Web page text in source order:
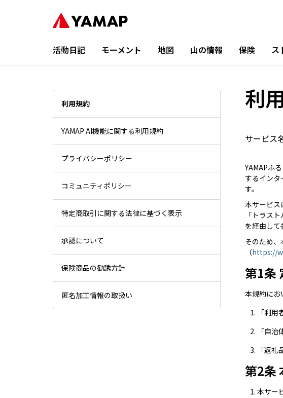
活動日記 モーメント 地図 山の情報 保険 ス
利用規約
YAMAP AI機能に関する利用規約
プライバシーポリシー
コミュニティポリシー
特定商取引に関する法律に基づく表示
承認について
保険商品の勧誘方針
匿名加工情報の取扱い
利
サービス
YAMAPふ
するインタ
す。
本サービス
「トラス
を経由して
そのため
（https://
第1条
本規約にお
「利
「自
「返
第2条
本サー